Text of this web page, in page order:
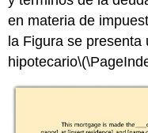
en materia de
la Figura se
hipotecario